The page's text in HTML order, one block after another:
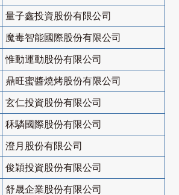
量子鑫投資股份有限公司
魔毒智能國際股份有限公司
惟動運動股份有限公司
鼎旺蜜醬燒烤股份有限公司
玄仁投資股份有限公司
秝驎國際股份有限公司
澄月股份有限公司
俊穎投資股份有限公司
舒晟企業股份有限公司